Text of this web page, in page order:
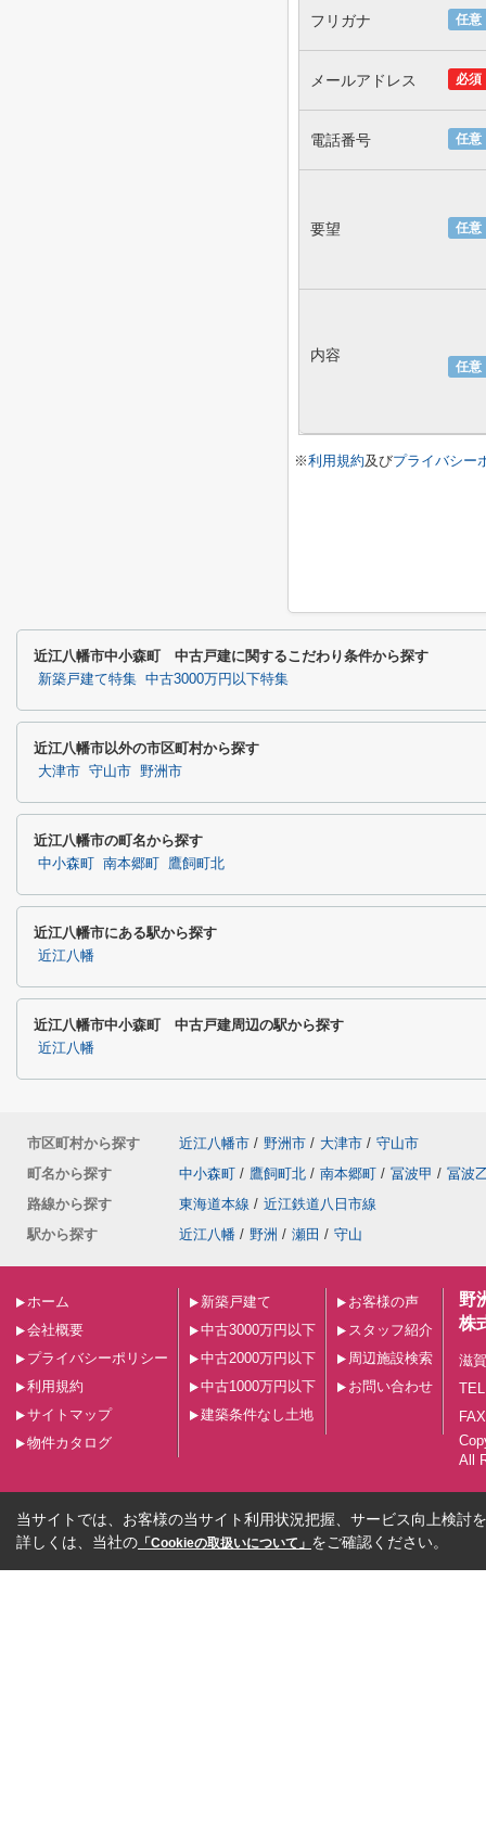
任意
フリガナ
必須
メールアドレス
任意
電話番号
任意
要望
任意
内容
※利用規約及びプライバシー
近江八幡市中小森町 中古戸建に関するこだわり条件から探す
新築戸建て特集 中古3000万円以下特集
近江八幡市以外の市区町村から探す
大津市 守山市 野洲市
近江八幡市の町名から探す
中小森町 南本郷町 鷹飼町北
近江八幡市にある駅から探す
近江八幡
近江八幡市中小森町 中古戸建周辺の駅から探す
近江八幡
市区町村から探す 近江八幡市 / 野洲市 / 大津市 / 守山市
町名から探す
中小森町 / 鷹飼町北 / 南本郷町 / 冨波甲 / 冨波
路線から探す
東海道本線 / 近江鉄道八日市線
駅から探す
近江八幡 / 野洲 / 瀬田 / 守山
ホーム
会社概要
プライバシーポリシー
利用規約
サイトマップ
物件カタログ
新築戸建て
中古3000万円以下
中古2000万円以下
中古1000万円以下
建築条件なし土地
お客様の声
スタッフ紹介
周辺施設検索
お問い合わせ
野
株
滋
All
当サイトでは、お客様の当サイト利用状況把握、サービス向上検討
詳しくは、当社の 「Cookieの取扱いについて」 をご確認ください。